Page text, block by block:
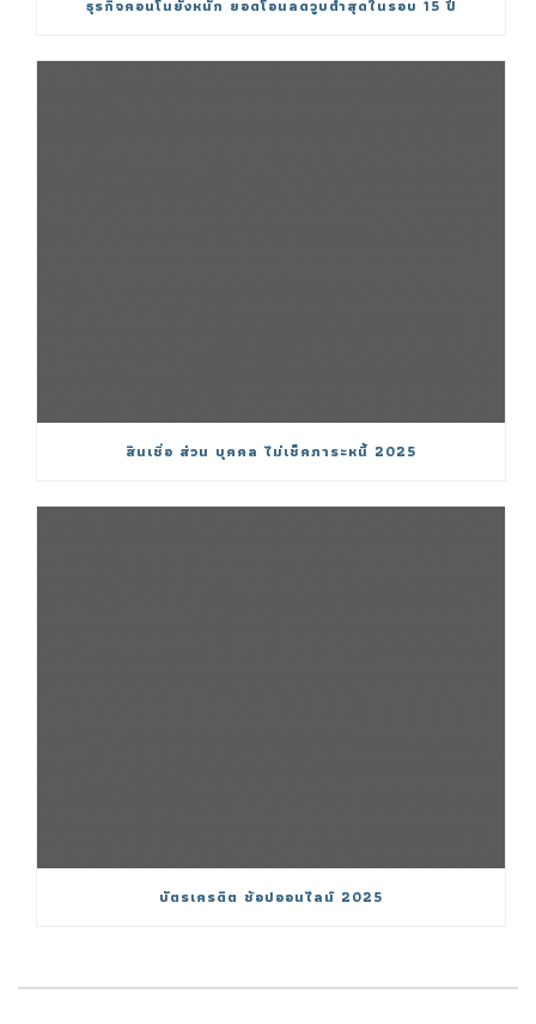
ธุรกิจคอนโนยังหนัก ยอดโอนลดวูบต่ำสุดในรอบ 15 ปี
สินเชื่อ ส่วน บุคคล ไม่เช็คภาระหนี้ 2025
บัตรเครดิต ช้อปออนไลน์ 2025